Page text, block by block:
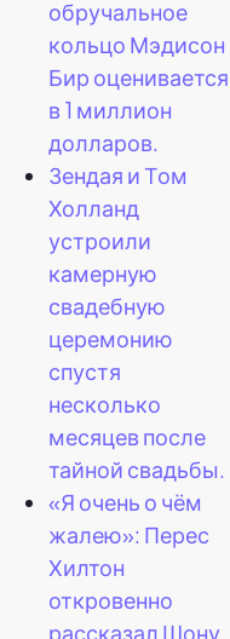
обручальное
кольцо Мэдисон
Бир оценивается
в 1 миллион
долларов.
Зендая и Том
Холланд
устроили
камерную
свадебную
церемонию
спустя
несколько
месяцев после
тайной свадьбы.
«Я очень о чём
жалею»: Перес
Хилтон
откровенно
рассказал Шону